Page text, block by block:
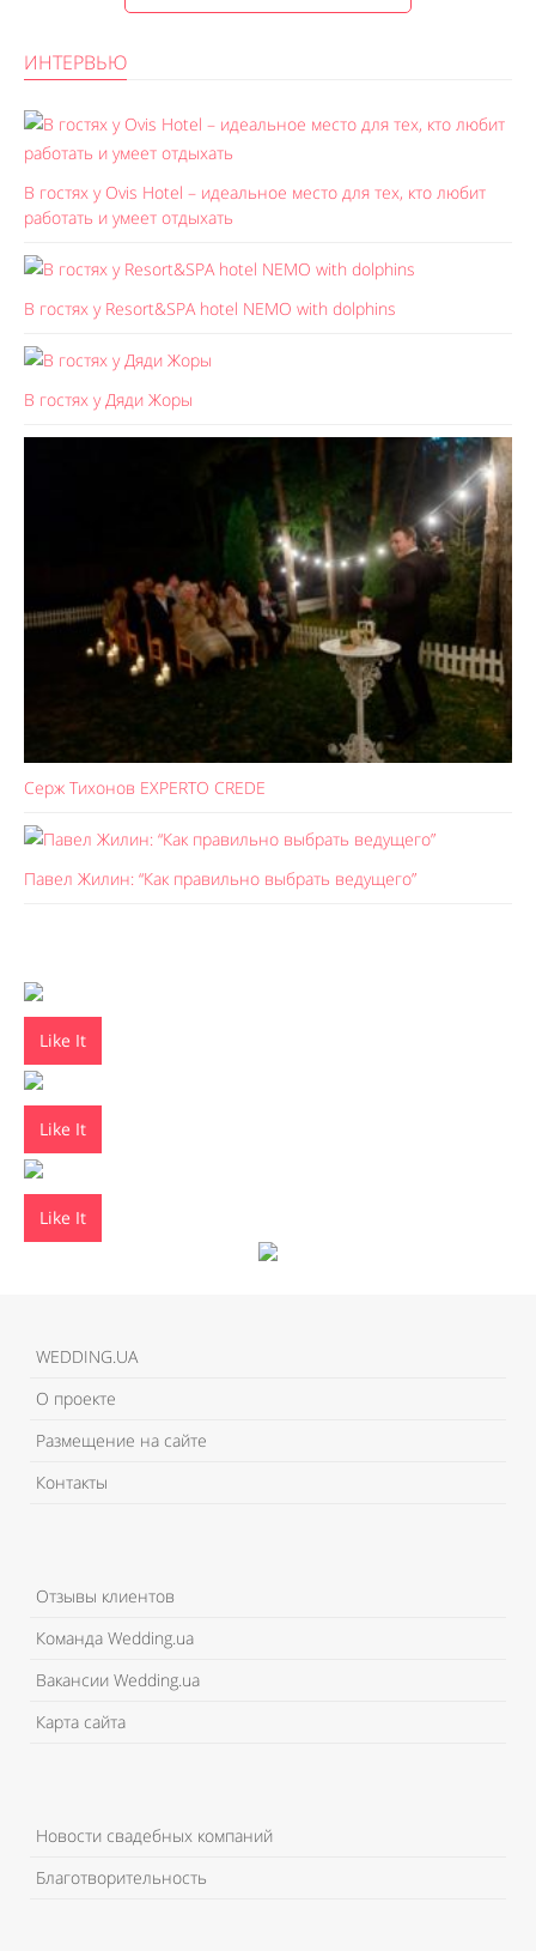
ИНТЕРВЬЮ
В гостях у Ovis Hotel – идеальное место для тех, кто любит
работать и умеет отдыхать
В гостях у Resort&SPA hotel NEMO with dolphins
В гостях у Дяди Жоры
Серж Тихонов EXPERTO CREDE
Павел Жилин: “Как правильно выбрать ведущего”
Like It
Like It
Like It
WEDDING.UA
О проекте
Размещение на сайте
Контакты
Отзывы клиентов
Команда Wedding.ua
Вакансии Wedding.ua
Карта сайта
Новости свадебных компаний
Благотворительность